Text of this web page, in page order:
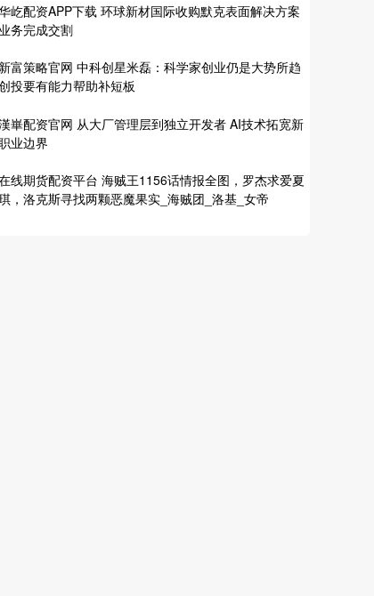
屹配资APP下载 环球新材国际收购默克表面解决方案
业务完成交割
新富策略官网 中科创星米磊：科学家创业仍是大势所趋
投要有能力帮助补短板
崋配资官网 从大厂管理层到独立开发者 AI技术拓宽新
业边界
线期货配资平台 海贼王1156话情报全图，罗杰求爱夏
，洛克斯寻找两颗恶魔果实_海贼团_洛基_女帝